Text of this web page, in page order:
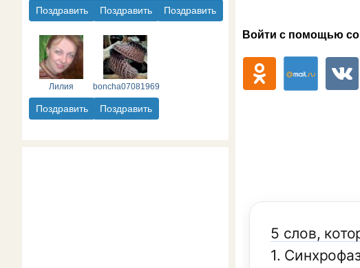
Поздравить Поздравить Поздравить
Лилия
Поздравить
boncha07081969
Поздравить
Войти с помощью
5 слов,
1.